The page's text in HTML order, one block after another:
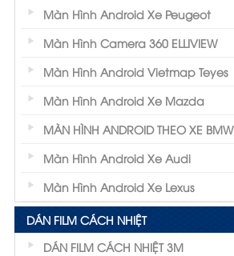
Màn Hình Android Xe Peugeot
Màn Hình Camera 360 ELLIVIEW
Màn Hình Android Vietmap Teyes
Màn Hình Android Xe Mazda
MÀN HÌNH ANDROID THEO XE BMW
Màn Hình Android Xe Audi
Màn Hình Android Xe Lexus
DÁN FILM CÁCH NHIỆT
DÁN FILM CÁCH NHIỆT 3M